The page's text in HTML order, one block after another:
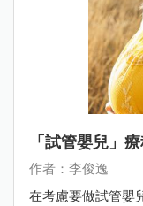
「試管嬰兒」
作者：李俊逸
在考慮要做試管嬰